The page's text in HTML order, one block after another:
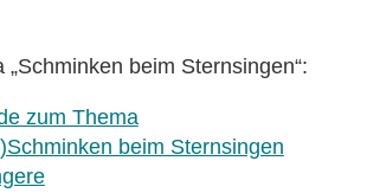
„Schminken beim Sternsingen“:
zum Thema
beim Sternsingen